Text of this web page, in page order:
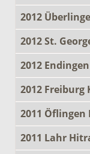
2012
2012 St.
2012
2012 Freiburg
2011
2011 Lahr